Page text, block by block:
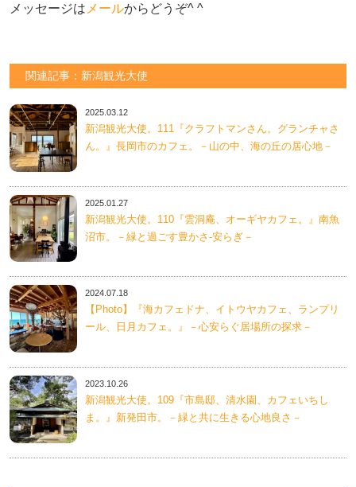
メッセージは メールからどうぞ^ ^
関連記事：新潟観光大使
2025.03.12
新潟観光大使。111『クラフトマンさん。グランチャさ
ん。』長岡市のカフェ。－山の中、海の丘の居心地－
2025.01.27
新潟観光大使。110『雲洞庵、オーギヤカフェ。』南魚
沼市。－緑と過ごす豊かさ-安らぎ－
2024.07.18
【Photo】『海カフェドナ、イトウヤカフェ、ランプリ
ール、日月カフェ。』－心安らぐ居場所の探求－
2023.10.26
新潟観光大使。109『市島邸、清水園、カフェいちし
ま。』新発田市。－緑と共に生きる心地良さ－